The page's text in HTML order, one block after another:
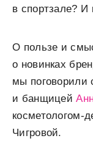
в спортзале?
О пользе и
о новинках
мы поговорили
и банщицей
косметологом-
Чигровой.